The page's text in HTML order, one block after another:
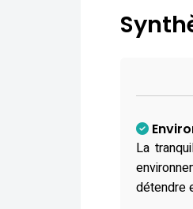
La
détendre